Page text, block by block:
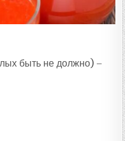
быть не должно) –